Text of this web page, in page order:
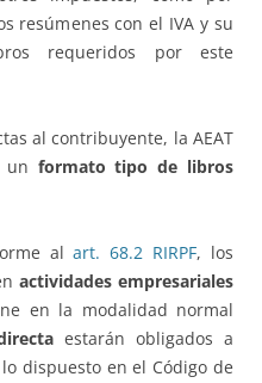
resúmenes con el IVA y su
requeridos por este
al contribuyente, la AEAT
un formato tipo de libros
alart. 68.2 RIRPF, los
actividades empresariales
en la modalidad normal
estarán obligados a
dispuesto en el Código de